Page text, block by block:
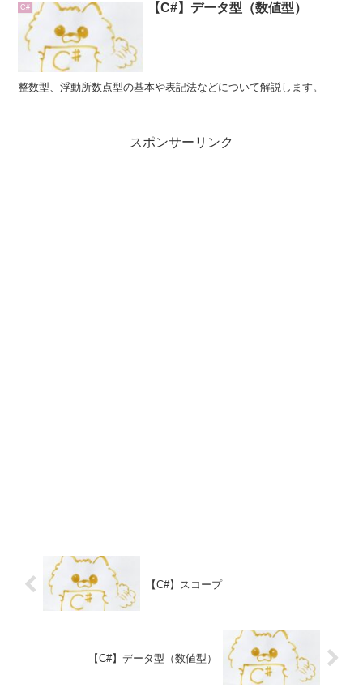
C# 【C#】データ型（数値型）
整数型、浮動所数点型の基本や表記法などについて解説します。
スポンサーリンク
【C#】スコープ
【C#】データ型（数値型）